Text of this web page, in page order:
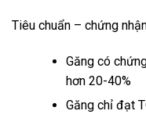
Tiêu chuẩn – chứng
Găng có
hơn 20-40%
Găng chỉ đạt